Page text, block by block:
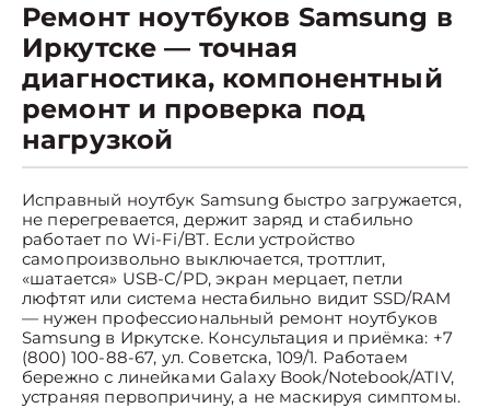
Ремонт ноутбуков Samsung в
Иркутске — точная
диагностика, компонентный
ремонт и проверка под
нагрузкой
Исправный ноутбук Samsung быстро загружается,
не перегревается, держит заряд и стабильно
работает по Wi-Fi/BT. Если устройство
самопроизвольно выключается, троттлит,
«шатается» USB-C/PD, экран мерцает, петли
люфтят или система нестабильно видит SSD/RAM
— нужен профессиональный ремонт ноутбуков
Samsung в Иркутске. Консультация и приёмка: +7
(800) 100-88-67, ул. Советска, 109/1. Работаем
бережно с линейками Galaxy Book/Notebook/ATIV,
устраняя первопричину, а не маскируя симптомы.